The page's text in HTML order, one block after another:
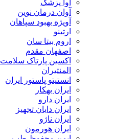
آوا پزشک
آوان درمان نوین
آویژه بهبود سپاهان
ارتینو
اروم بیتا سان
اصفهان مقدم
اکسین پارتاک سلامت
المنتیران
انستیتو پاستور ایران
ایران بهکار
ایران دارو
ایران دایان تجهیز
ایران ناژو
ایران هورمون